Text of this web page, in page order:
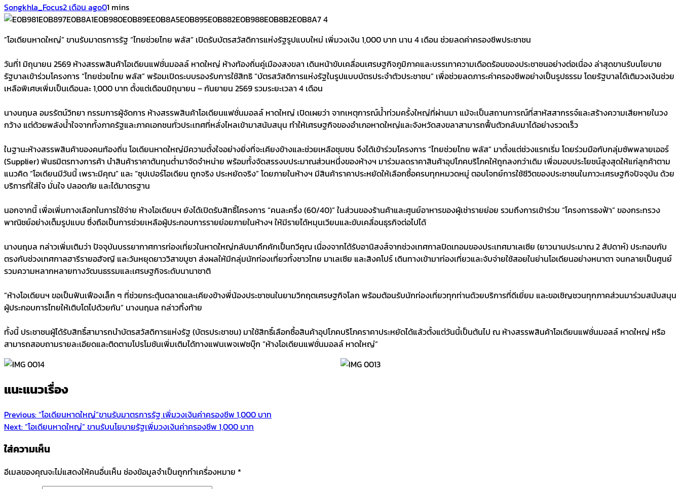
Songkhla_Focus2 เดือน ago01 mins
​”โอเดียนหาดใหญ่” ขานรับมาตรการรัฐ “ไทยช่วยไทย พลัส” เปิดรับบัตรสวัสดิการแห่งรัฐรูปแบบใหม่ เพิ่มวงเงิน 1,000 บาท นาน 4 เดือน ช่วยลดค่าครองชีพประชาชน
​วันที่1 มิถุนายน 2569 ห้างสรรพสินค้าโอเดียนแฟชั่นมอลล์ หาดใหญ่ ห้างท้องถิ่นคู่เมืองสงขลา เดินหน้าขับเคลื่อนเศรษฐกิจภูมิภาคและบรรเทาความเดือดร้อนของประชาชนอย่างต่อเนื่อง ล่าสุดขานรับนโยบาย
รัฐบาลเข้าร่วมโครงการ “ไทยช่วยไทย พลัส” พร้อมเปิดระบบรองรับการใช้สิทธิ “บัตรสวัสดิการแห่งรัฐในรูปแบบบัตรประจำตัวประชาชน” เพื่อช่วยลดภาระค่าครองชีพอย่างเป็นรูปธรรม โดยรัฐบาลได้เติมวงเงินช่วย
เหลือพิเศษเพิ่มเป็นเดือนละ 1,000 บาท ตั้งแต่เดือนมิถุนายน – กันยายน 2569 รวมระยะเวลา 4 เดือน
​นางนฤมล อมรรัตน์วิทยา กรรมการผู้จัดการ ห้างสรรพสินค้าโอเดียนแฟชั่นมอลล์ หาดใหญ่ เปิดเผยว่า จากเหตุการณ์น้ำท่วมครั้งใหญ่ที่ผ่านมา แม้จะเป็นสถานการณ์ที่สาหัสสากรรจ์และสร้างความเสียหายในวง
กว้าง แต่ด้วยพลังน้ำใจจากทั้งภาครัฐและภาคเอกชนทั่วประเทศที่หลั่งไหลเข้ามาสนับสนุน ทำให้เศรษฐกิจของอำเภอหาดใหญ่และจังหวัดสงขลาสามารถฟื้นตัวกลับมาได้อย่างรวดเร็ว
​ในฐานะห้างสรรพสินค้าของคนท้องถิ่น โอเดียนหาดใหญ่มีความตั้งใจอย่างยิ่งที่จะเคียงข้างและช่วยเหลือชุมชน จึงได้เข้าร่วมโครงการ “ไทยช่วยไทย พลัส” มาตั้งแต่ช่วงแรกเริ่ม โดยร่วมมือกับกลุ่มซัพพลายเออร์
(Supplier) พันธมิตรทางการค้า นำสินค้าราคาต้นทุนต่ำมาจัดจำหน่าย พร้อมทั้งจัดสรรงบประมาณส่วนหนึ่งของห้างฯ มาร่วมลดราคาสินค้าอุปโภคบริโภคให้ถูกลงกว่าเดิม เพื่อมอบประโยชน์สูงสุดให้แก่ลูกค้าตาม
แนวคิด “โอเดียนมีวันนี้ เพราะมีคุณ” และ “ซุปเปอร์โอเดียน ถูกจริง ประหยัดจริง” โดยภายในห้างฯ มีสินค้าราคาประหยัดให้เลือกซื้อครบทุกหมวดหมู่ ตอบโจทย์การใช้ชีวิตของประชาชนในภาวะเศรษฐกิจปัจจุบัน ด้วย
บริการที่ใส่ใจ มั่นใจ ปลอดภัย และได้มาตรฐาน
​นอกจากนี้ เพื่อเพิ่มทางเลือกในการใช้จ่าย ห้างโอเดียนฯ ยังได้เปิดรับสิทธิ์โครงการ “คนละครึ่ง (60/40)” ในส่วนของร้านค้าและศูนย์อาหารของผู้เช่ารายย่อย รวมถึงการเข้าร่วม “โครงการธงฟ้า” ของกระทรวง
พาณิชย์อย่างเต็มรูปแบบ ซึ่งถือเป็นการช่วยเหลือผู้ประกอบการรายย่อยภายในห้างฯ ให้มีรายได้หมุนเวียนและขับเคลื่อนธุรกิจต่อไปได้
​นางนฤมล กล่าวเพิ่มเติมว่า ปัจจุบันบรรยากาศการท่องเที่ยวในหาดใหญ่กลับมาคึกคักเป็นทวีคูณ เนื่องจากได้รับอานิสงส์จากช่วงเทศกาลปิดเทอมของประเทศมาเลเซีย (ยาวนานประมาณ 2 สัปดาห์) ประกอบกับ
ตรงกับช่วงเทศกาลฮารีรายอฮัจญี และวันหยุดยาววิสาขบูชา ส่งผลให้มีกลุ่มนักท่องเที่ยวทั้งชาวไทย มาเลเซีย และสิงคโปร์ เดินทางเข้ามาท่องเที่ยวและจับจ่ายใช้สอยในย่านโอเดียนอย่างหนาตา จนกลายเป็นศูนย์
รวมความหลากหลายทางวัฒนธรรมและเศรษฐกิจระดับนานาชาติ
​”ห้างโอเดียนฯ ขอเป็นฟันเฟืองเล็ก ๆ ที่ช่วยกระตุ้นตลาดและเคียงข้างพี่น้องประชาชนในยามวิกฤตเศรษฐกิจโลก พร้อมต้อนรับนักท่องเที่ยวทุกท่านด้วยบริการที่ดีเยี่ยม และขอเชิญชวนทุกภาคส่วนมาร่วมสนับสนุน
ผู้ประกอบการไทยให้เติบโตไปด้วยกัน” นางนฤมล กล่าวทิ้งท้าย
​ทั้งนี้ ประชาชนผู้ได้รับสิทธิ์สามารถนำบัตรสวัสดิการแห่งรัฐ (บัตรประชาชน) มาใช้สิทธิ์เลือกซื้อสินค้าอุปโภคบริโภคราคาประหยัดได้แล้วตั้งแต่วันนี้เป็นต้นไป ณ ห้างสรรพสินค้าโอเดียนแฟชั่นมอลล์ หาดใหญ่ หรือ
สามารถสอบถามรายละเอียดและติดตามโปรโมชันเพิ่มเติมได้ทางแฟนเพจเฟซบุ๊ก “ห้างโอเดียนแฟชั่นมอลล์ หาดใหญ่”
แนะแนวเรื่อง
Previous:“โอเดียนหาดใหญ่”ขานรับมาตรการรัฐ เพิ่มวงเงินค่าครองชีพ 1,000 บาท
Next:“โอเดียนหาดใหญ่” ขานรับนโยบายรัฐเพิ่มวงเงินค่าครองชีพ 1,000 บาท
ใส่ความเห็น
อีเมลของคุณจะไม่แสดงให้คนอื่นเห็น ช่องข้อมูลจำเป็นถูกทำเครื่องหมาย *